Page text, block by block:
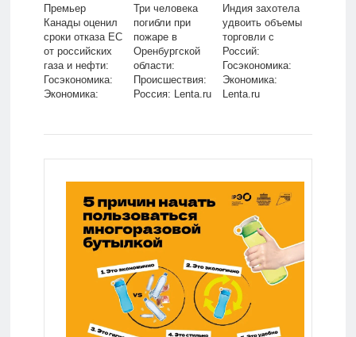
Премьер
Канады оценил
сроки отказа ЕС
от российских
газа и нефти:
Госэкономика:
Экономика:
Три человека
погибли при
пожаре в
Оренбургской
области:
Происшествия:
Россия: Lenta.ru
Индия захотела
удвоить объемы
торговли с
Россий:
Госэкономика:
Экономика:
Lenta.ru